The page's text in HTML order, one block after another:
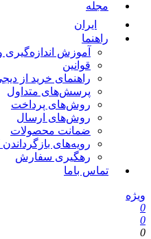
مجله
ایران
راهنما
آموزش
قوانین
راهنمای خرید از
پرسش‌های متداول
روش‌های پرداخت
روش‌های ارسال
ضمانت محصولات
رویه‌های بازگرداندن
رهگیری سفارش
تماس باما
ویژه
0
0
0